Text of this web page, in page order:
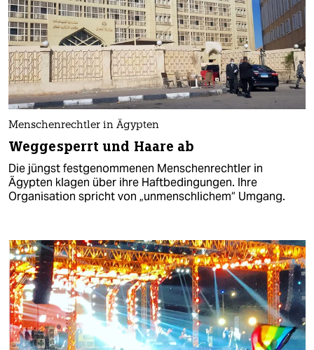
Menschenrechtler in Ägypten
Weggesperrt und Haare ab
Die jüngst festgenommenen Menschenrechtler in
Ägypten klagen über ihre Haftbedingungen. Ihre
Organisation spricht von „unmenschlichem“ Umgang.